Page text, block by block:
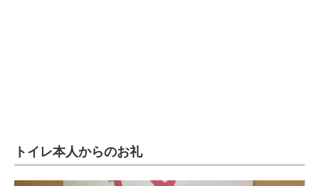
ちょっと気になるネットの話題
トイレ本人からのお礼